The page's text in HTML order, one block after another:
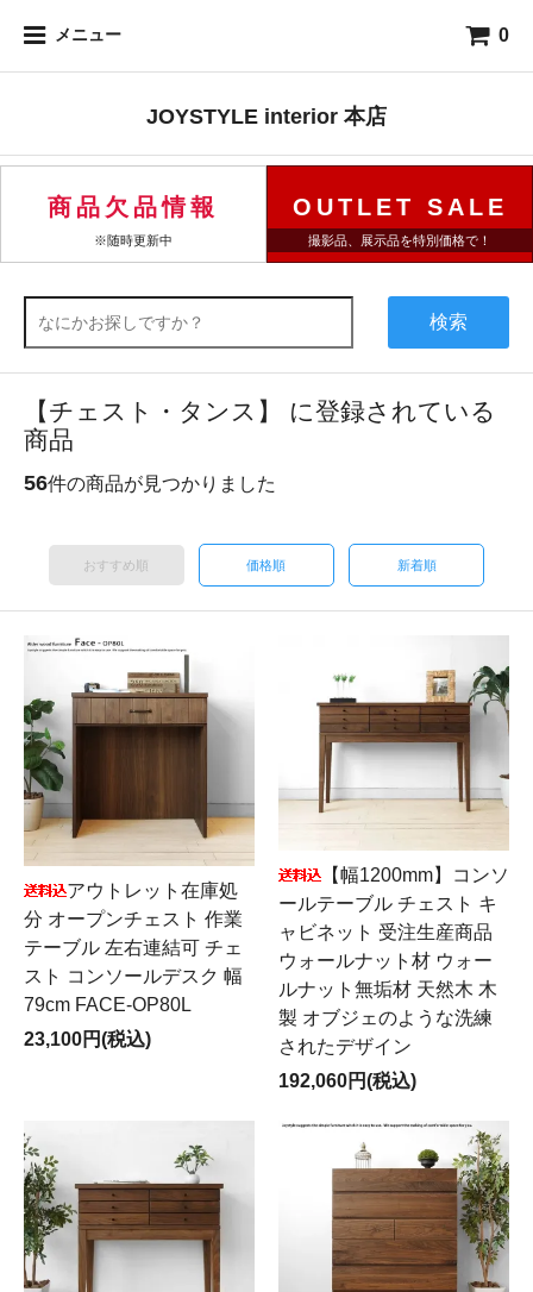
メニュー 0
JOYSTYLE interior 本店
商品欠品情報
※随時更新中
OUTLET SALE
撮影品、展示品を特別価格で！
検索
【チェスト・タンス】 に登録されている
商品
56件の商品が見つかりました
おすすめ順 価格順 新着順
アウトレット在庫処
分 オープンチェスト 作業
テーブル 左右連結可 チェ
スト コンソールデスク 幅
79cm FACE-OP80L
23,100円(税込)
【幅1200mm】コンソ
ールテーブル チェスト キ
ャビネット 受注生産商品
ウォールナット材 ウォー
ルナット無垢材 天然木 木
製 オブジェのような洗練
されたデザイン
192,060円(税込)